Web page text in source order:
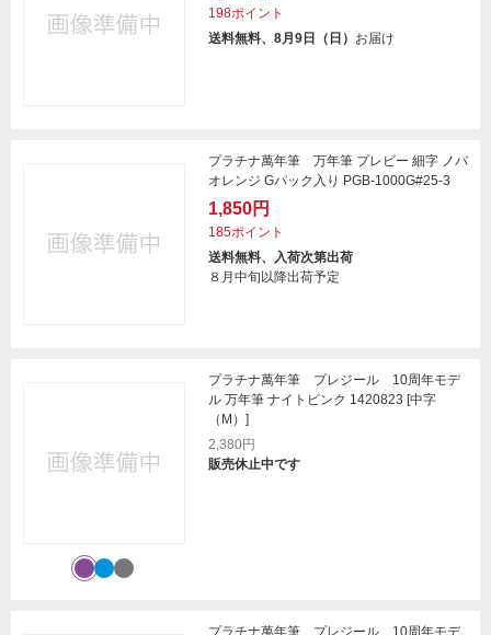
198ポイント
送料無料、8月9日（日） お届け
プラチナ萬年筆 万年筆 プレビー 細字 ノバ
オレンジ Gパック入り PGB-1000G#25-3
1,850円
185ポイント
送料無料、入荷次第出荷
８月中旬以降出荷予定
プラチナ萬年筆 プレジール 10周年モデ
ル 万年筆 ナイトピンク 1420823 [中字
（M）]
2,380円
販売休止中です
プラチナ萬年筆 プレジール 10周年モデ